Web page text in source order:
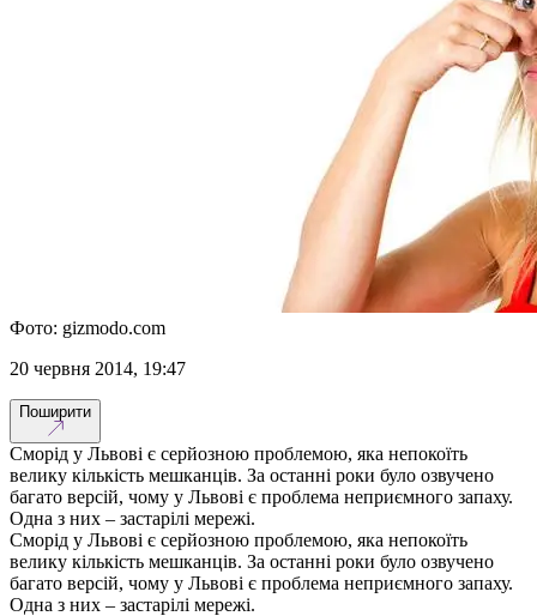
Фото: gizmodo.com
20 червня 2014, 19:47
Поширити
Сморід у Львові є серйозною проблемою, яка непокоїть
велику кількість мешканців. За останні роки було озвучено
багато версій, чому у Львові є проблема неприємного запаху.
Одна з них – застарілі мережі.
Сморід у Львові є серйозною проблемою, яка непокоїть
велику кількість мешканців. За останні роки було озвучено
багато версій, чому у Львові є проблема неприємного запаху.
Одна з них – застарілі мережі.